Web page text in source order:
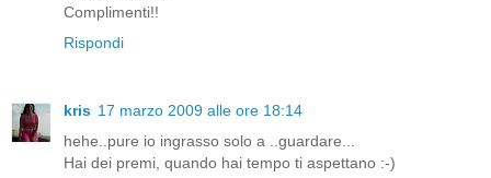
Complimenti!!
Rispondi
kris 17 marzo 2009 alle ore 18:14
hehe..pure io ingrasso solo a ..guardare...
Hai dei premi, quando hai tempo ti aspettano :-)